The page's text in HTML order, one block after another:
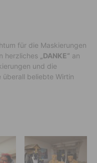
für die Maskierungen
herzliches
„DANKE“ an
und die
überall beliebte Wirtin